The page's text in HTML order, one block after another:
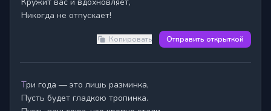
Никогда не отпускает!
Копировать Отправить открыткой
Три года — это лишь разминка,
Пусть будет гладкою тропинка.